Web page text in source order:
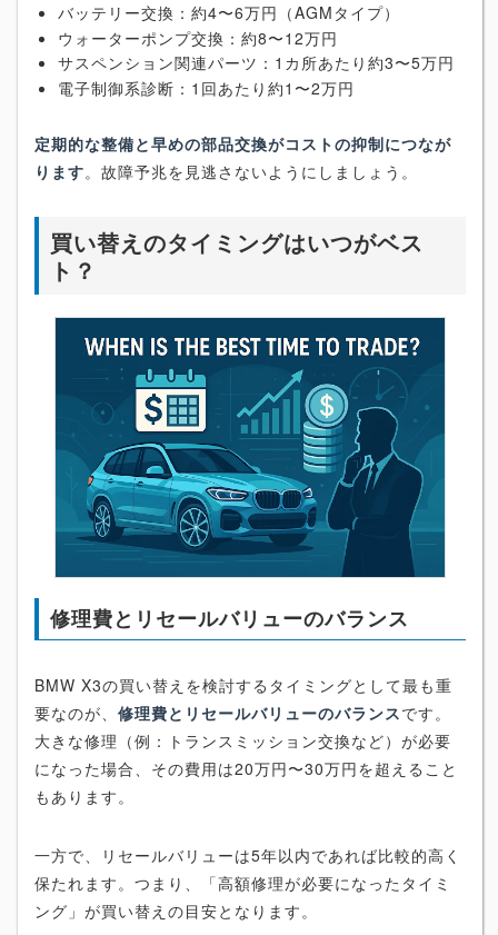
バッテリー交換：約4〜6万円（AGMタイプ）
ウォーターポンプ交換：約8〜12万円
サスペンション関連パーツ：1カ所あたり約3〜5万円
電子制御系診断：1回あたり約1〜2万円
定期的な整備と早めの部品交換がコストの抑制につなが
ります。故障予兆を見逃さないようにしましょう。
買い替えのタイミングはいつがベス
ト？
修理費とリセールバリューのバランス
BMW X3の買い替えを検討するタイミングとして最も重
要なのが、 修理費とリセールバリューのバランスです。
大きな修理（例：トランスミッション交換など）が必要
になった場合、その費用は20万円〜30万円を超えること
もあります。
一方で、リセールバリューは5年以内であれば比較的高く
保たれます。つまり、「高額修理が必要になったタイミ
ング」が買い替えの目安となります。